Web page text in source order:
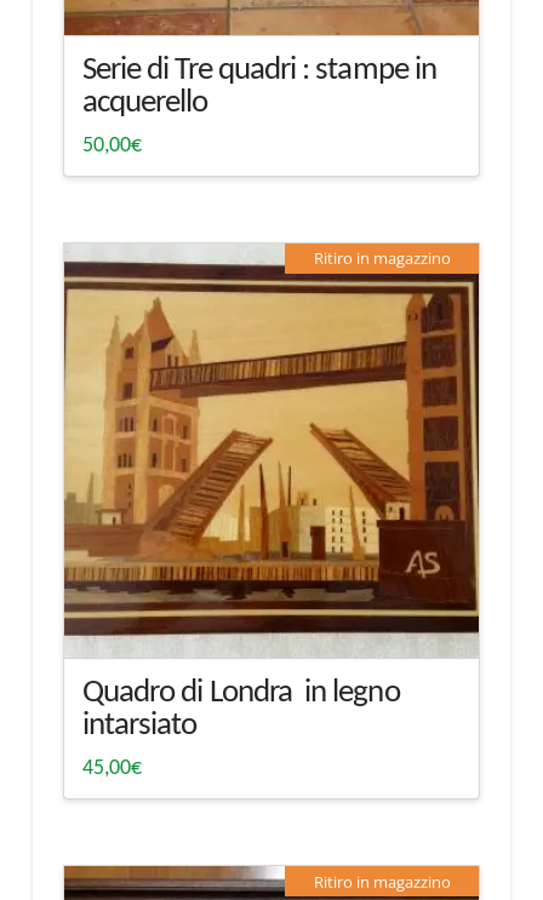
Serie di Tre quadri : stampe in
acquerello
50,00€
Ritiro in magazzino
Quadro di Londra in legno
intarsiato
45,00€
Ritiro in magazzino